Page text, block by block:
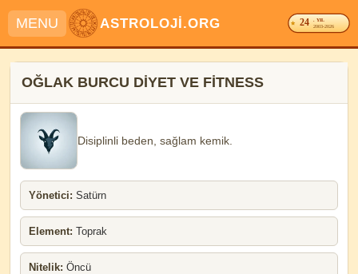
MENU ASTROLOJİ.ORG 24 . YIL
2003-2026
OĞLAK BURCU DİYET VE FİTNESS
Disiplinli beden, sağlam kemik.
Yönetici: Satürn
Element: Toprak
Nitelik: Öncü